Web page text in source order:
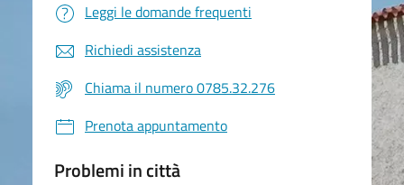
Leggi le domande frequenti
Richiedi assistenza
Chiama il numero 0785.32.276
Prenota appuntamento
Problemi in città